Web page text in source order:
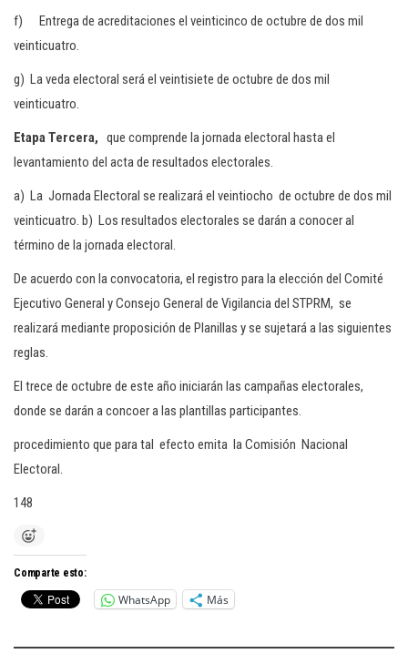
f) Entrega de acreditaciones el veinticinco de octubre de dos mil
veinticuatro.
g) La veda electoral será el veintisiete de octubre de dos mil
veinticuatro.
Etapa Tercera, que comprende la jornada electoral hasta el
levantamiento del acta de resultados electorales.
a) La Jornada Electoral se realizará el veintiocho de octubre de dos mil
veinticuatro. b) Los resultados electorales se darán a conocer al
término de la jornada electoral.
De acuerdo con la convocatoria, el registro para la elección del Comité
Ejecutivo General y Consejo General de Vigilancia del STPRM, se
realizará mediante proposición de Planillas y se sujetará a las siguientes
reglas.
El trece de octubre de este año iniciarán las campañas electorales,
donde se darán a concoer a las plantillas participantes.
procedimiento que para tal efecto emita la Comisión Nacional
Electoral.
148
Comparte esto:
WhatsApp Más